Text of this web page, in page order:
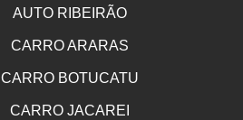
AUTO RIBEIRÃO
CARRO ARARAS
CARRO BOTUCATU
CARRO JACAREI